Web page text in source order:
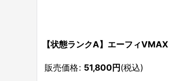
【状態ランクA】エーフィ
販売価格: 51,800円(税込)